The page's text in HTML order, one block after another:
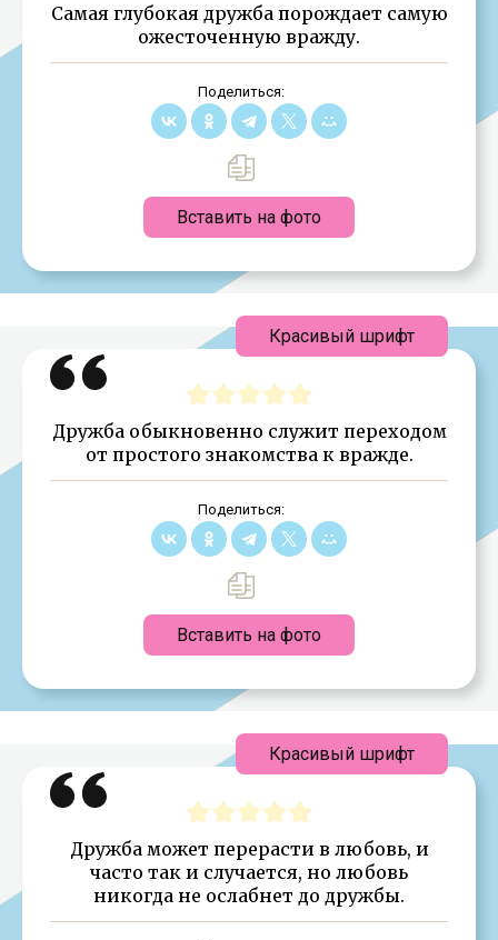
Самая глубокая дружба порождает самую
ожесточенную вражду.
Поделиться:
Вставить на фото
Дружба обыкновенно служит переходом
от простого знакомства к вражде.
Поделиться:
Вставить на фото
Красивый шрифт
Дружба может перерасти в любовь, и
часто так и случается, но любовь
никогда не ослабнет до дружбы.
Красивый шрифт